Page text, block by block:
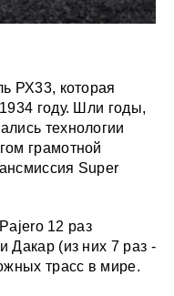
РХ33, которая
году. Шли годы,
технологии
грамотной
Super
12 раз
Дакар (из них 7 раз -
трасс в мире.